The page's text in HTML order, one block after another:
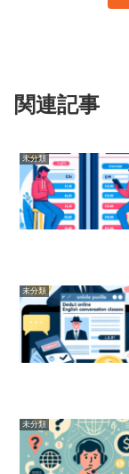
関連記事
未分類
未分類
未分類